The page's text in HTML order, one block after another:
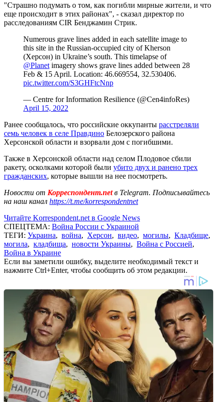
"Страшно подумать о том, как погибли мирные жители, и что
еще происходит в этих районах", - сказал директор по
расследованиям CIR Бенджамин Стрик.
Numerous grave lines added in each satellite image to
this site in the Russian-occupied city of Kherson
(Херсон) in Ukraine’s south. This timelapse of
@Planet imagery shows grave lines added between 28
Feb & 15 April. Location: 46.669554, 32.530406.
pic.twitter.com/S3GHFtcNnp
— Centre for Information Resilience (@Cen4infoRes)
April 15, 2022
Ранее сообщалось, что российские оккупанты расстреляли
семь человек в селе Правдино Белозерского района
Херсонской области и взорвали дом с погибшими.
Также в Херсонской области над селом Плодовое сбили
ракету, осколками которой были убито двух и ранено трех
гражданских, которые вышли на нее посмотреть.
Новости от Корреспондент.netв Telegram. Подписывайтесь
на наш канал https://t.me/korrespondentnet
Читайте Korrespondent.net в Google News
СПЕЦТЕМА: Война России с Украиной
ТЕГИ: Украина, война, Херсон, видео, могилы, Кладбище,
могила, кладбища, новости Украины, Война с Россией,
Война в Украине
Если вы заметили ошибку, выделите необходимый текст и
нажмите Ctrl+Enter, чтобы сообщить об этом редакции.